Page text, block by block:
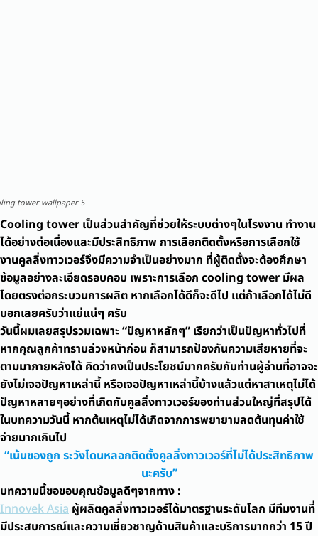
tower wallpaper 5
Cooling tower เป็นส่วนสำคัญที่ช่วยให้ระบบต่างๆในโรงงาน ทำงาน
ได้อย่างต่อเนื่องและมีประสิทธิภาพ การเลือกติดตั้งหรือการเลือกใช้
งานคูลลิ่งทาวเวอร์จึงมีความจำเป็นอย่างมาก ที่ผู้ติดตั้งจะต้องศึกษา
ข้อมูลอย่างละเอียดรอบคอบ เพราะการเลือก cooling tower มีผล
โดยตรงต่อกระบวนการผลิต หากเลือกได้ดีก็จะดีไป แต่ถ้าเลือกได้ไม่ดี
บอกเลยครับว่าแย่แน่ๆ ครับ
วันนี้ผมเลยสรุปรวมเฉพาะ “ปัญหาหลักๆ” เรียกว่าเป็นปัญหาทั่วไปที่
หากคุณลูกค้าทราบล่วงหน้าก่อน ก็สามารถป้องกันความเสียหายที่จะ
ตามมาภายหลังได้ คิดว่าคงเป็นประโยชน์มากครับกับท่านผู้อ่านที่อาจจะ
ยังไม่เจอปัญหาเหล่านี้ หรือเจอปัญหาเหล่านี้บ้างแล้วแต่หาสาเหตุไม่ได้
ปัญหาหลายๆอย่างที่เกิดกับคูลลิ่งทาวเวอร์ของท่านส่วนใหญ่ที่สรุปได้
ในบทความวันนี้ หากต้นเหตุไม่ได้เกิดจากการพยายามลดต้นทุนค่าใช้
จ่ายมากเกินไป
“เน้นของถูก ระวังโดนหลอกติดตั้งคูลลิ่งทาวเวอร์ที่ไม่ได้ประสิทธิภาพ
นะครับ”
บทความนี้ขอขอบคุณข้อมูลดีๆจากทาง :
Innovek Asia ผู้ผลิตคูลลิ่งทาวเวอร์ได้มาตรฐานระดับโลก มีทีมงานที่
มีประสบการณ์และความเชี่ยวชาญด้านสินค้าและบริการมากกว่า 15 ปี